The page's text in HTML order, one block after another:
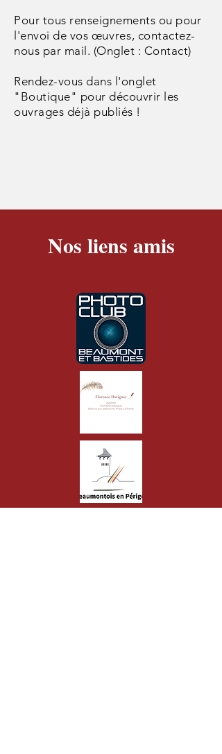
Pour tous renseignements ou pour
l'envoi de vos œuvres, contactez-
nous par mail. (Onglet : Contact)
Rendez-vous dans l'onglet
"Boutique" pour découvrir les
ouvrages déjà publiés !
Nos liens amis